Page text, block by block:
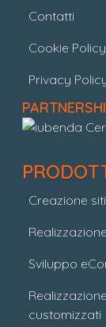
Contatti
Cookie Policy
Privacy
Creazione
Sviluppo
customizzati